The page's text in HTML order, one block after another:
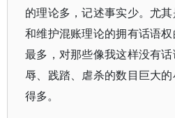
的理论多，记述事实少。尤
和维护混账理论的拥有话语
最多，对那些像我这样没有
辱、践踏、虐杀的数目巨大
得多。